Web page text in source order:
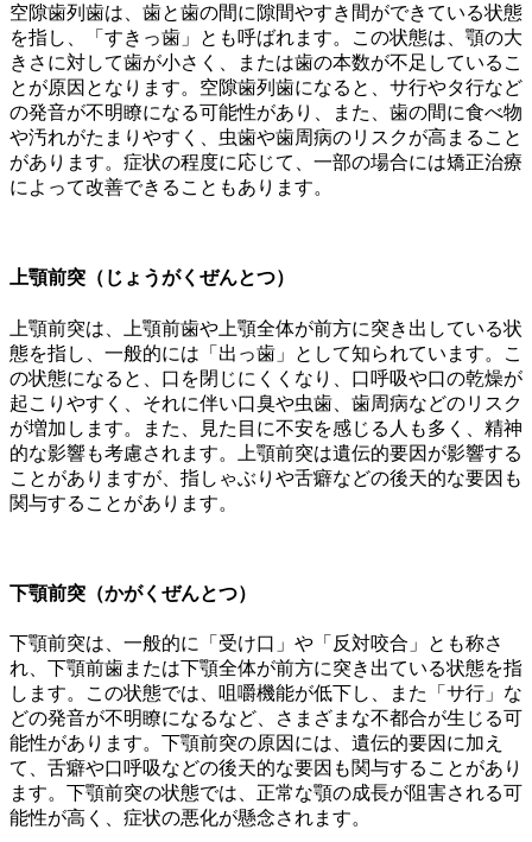
空隙歯列歯は、歯と歯の間に隙間やすき間ができている状態
を指し、「すきっ歯」とも呼ばれます。この状態は、顎の大
きさに対して歯が小さく、または歯の本数が不足しているこ
とが原因となります。空隙歯列歯になると、サ行やタ行など
の発音が不明瞭になる可能性があり、また、歯の間に食べ物
や汚れがたまりやすく、虫歯や歯周病のリスクが高まること
があります。症状の程度に応じて、一部の場合には矯正治療
によって改善できることもあります。
上顎前突（じょうがくぜんとつ）
上顎前突は、上顎前歯や上顎全体が前方に突き出している状
態を指し、一般的には「出っ歯」として知られています。こ
の状態になると、口を閉じにくくなり、口呼吸や口の乾燥が
起こりやすく、それに伴い口臭や虫歯、歯周病などのリスク
が増加します。また、見た目に不安を感じる人も多く、精神
的な影響も考慮されます。上顎前突は遺伝的要因が影響する
ことがありますが、指しゃぶりや舌癖などの後天的な要因も
関与することがあります。
下顎前突（かがくぜんとつ）
下顎前突は、一般的に「受け口」や「反対咬合」とも称さ
れ、下顎前歯または下顎全体が前方に突き出ている状態を指
します。この状態では、咀嚼機能が低下し、また「サ行」な
どの発音が不明瞭になるなど、さまざまな不都合が生じる可
能性があります。下顎前突の原因には、遺伝的要因に加え
て、舌癖や口呼吸などの後天的な要因も関与することがあり
ます。下顎前突の状態では、正常な顎の成長が阻害される可
能性が高く、症状の悪化が懸念されます。